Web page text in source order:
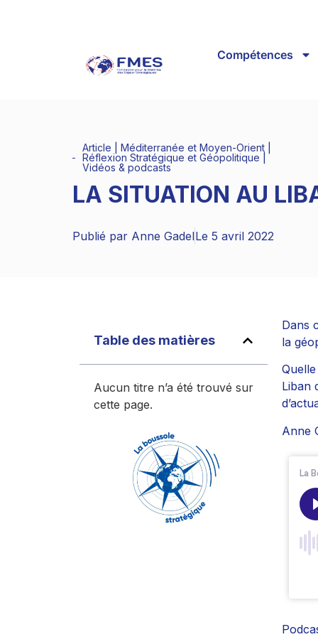
Compétences
Article |Méditerranée et Moyen-Orient
Réflexion Stratégique et Géopolitique
Vidéos & podcasts
LA SITUATION AU
Publié par Anne GadelLe 5 avril 2022
Table des matières
Aucun titre n’a été trouvé sur
cette page.
Dans
la
Liban
Anne